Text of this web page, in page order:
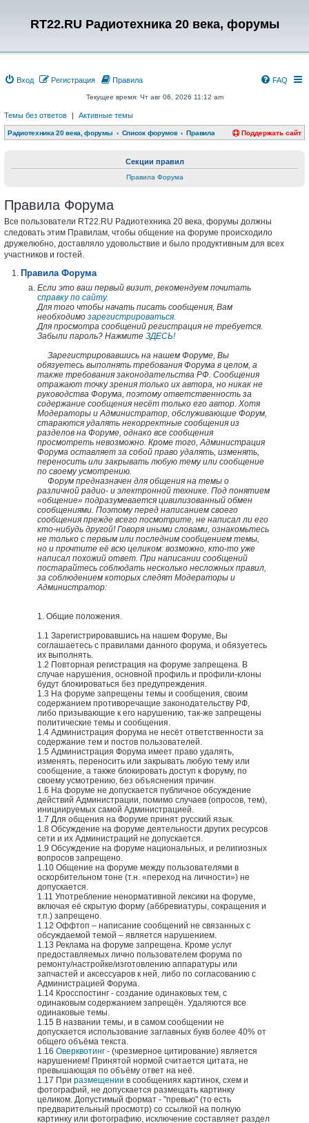
RT22.RU Радиотехника 20 века, форумы
Вход Регистрация FAQ
Правила
Текущее время: Чт авг 06, 2026 11:12 am
Темы без ответов | Активные темы
Радиотехника 20 века, форумы Список форумов Правила Поддержать сайт
Секции правил
Правила Форума
Правила Форума
Все пользователи RT22.RU Радиотехника 20 века, форумы должны
следовать этим Правилам, чтобы общение на форуме происходило
дружелюбно, доставляло удовольствие и было продуктивным для всех
участников и гостей.
Правила Форума
Если это ваш первый визит, рекомендуем почитать
справку по сайту.
Для того чтобы начать писать сообщения, Вам
необходимо зарегистрироваться.
Для просмотра сообщений регистрация не требуется.
Забыли пароль? Нажмите ЗДЕСЬ!
Зарегистрировавшись на нашем Форуме, Вы
обязуетесь выполнять требования Форума в целом, а
также требования законодательства РФ. Сообщения
отражают точку зрения только их автора, но никак не
руководства Форума, поэтому ответственность за
содержание сообщения несёт только его автор. Хотя
Модераторы и Администратор, обслуживающие Форум,
стараются удалять некорректные сообщения из
разделов на Форуме, однако все сообщения
просмотреть невозможно. Кроме того, Администрация
Форума оставляет за собой право удалять, изменять,
переносить или закрывать любую тему или сообщение
по своему усмотрению.
Форум предназначен для общения на темы о
различной радио- и электронной технике. Под понятием
«общение» подразумевается цивилизованный обмен
сообщениями. Поэтому перед написанием своего
сообщения прежде всего посмотрите, не написал ли его
кто-нибудь другой! Говоря иными словами, ознакомьтесь
не только с первым или последним сообщением темы,
но и прочтите её всю целиком: возможно, кто-то уже
написал похожий ответ. При написании сообщений
постарайтесь соблюдать несколько несложных правил,
за соблюдением которых следят Модераторы и
Администратор:
1. Общие положения.
1.1 Зарегистрировавшись на нашем Форуме, Вы
соглашаетесь с правилами данного форума, и обязуетесь
их выполнять.
1.2 Повторная регистрация на форуме запрещена. В
случае нарушения, основной профиль и профили-клоны
будут блокироваться без предупреждения.
1.3 На форуме запрещены темы и сообщения, своим
содержанием противоречащие законодательству РФ,
либо призывающие к его нарушению, так-же запрещены
политические темы и сообщения.
1.4 Администрация форума не несёт ответственности за
содержание тем и постов пользователей.
1.5 Администрация Форума имеет право удалять,
изменять, переносить или закрывать любую тему или
сообщение, а также блокировать доступ к форуму, по
своему усмотрению, без объяснения причин.
1.6 На форуме не допускается публичное обсуждение
действий Администрации, помимо случаев (опросов, тем),
инициируемых самой Администрацией.
1.7 Для общения на Форуме принят русский язык.
1.8 Обсуждение на форуме деятельности других ресурсов
сети и их Администраций не допускается.
1.9 Обсуждение на форуме национальных, и религиозных
вопросов запрещено.
1.10 Общение на форуме между пользователями в
оскорбительном тоне (т.н. «переход на личности») не
допускается.
1.11 Употребление ненормативной лексики на форуме,
включая её скрытую форму (аббревиатуры, сокращения и
т.п.) запрещено.
1.12 Оффтоп – написание сообщений не связанных с
обсуждаемой темой – является нарушением.
1.13 Реклама на форуме запрещена. Кроме услуг
предоставляемых лично пользователем форума по
ремонту/настройке/изготовлению аппаратуры или
запчастей и аксессуаров к ней, либо по согласованию с
Администрацией Форума.
1.14 Кросспостинг - создание одинаковых тем, с
одинаковым содержанием запрещён. Удаляются все
одинаковые темы.
1.15 В названии темы, и в самом сообщении не
допускается использование заглавных букв более 40% от
общего объёма текста.
1.16 Оверквотинг - (чрезмерное цитирование) является
нарушением! Принятой нормой считается цитата, не
превышающая по объёму ответ на неё.
1.17 При размещении в сообщениях картинок, схем и
фотографий, не допускается размещать картинку
целиком. Допустимый формат - "превью" (то есть
предварительный просмотр) со ссылкой на полную
картинку или фотографию, исключение составляет раздел